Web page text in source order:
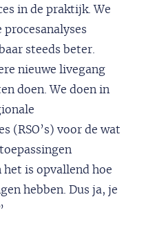
in de praktijk. We
steeds beter.
nieuwe livegang
doen. We doen in
(RSO’s) voor de wat
is opvallend hoe
hebben. Dus ja, je